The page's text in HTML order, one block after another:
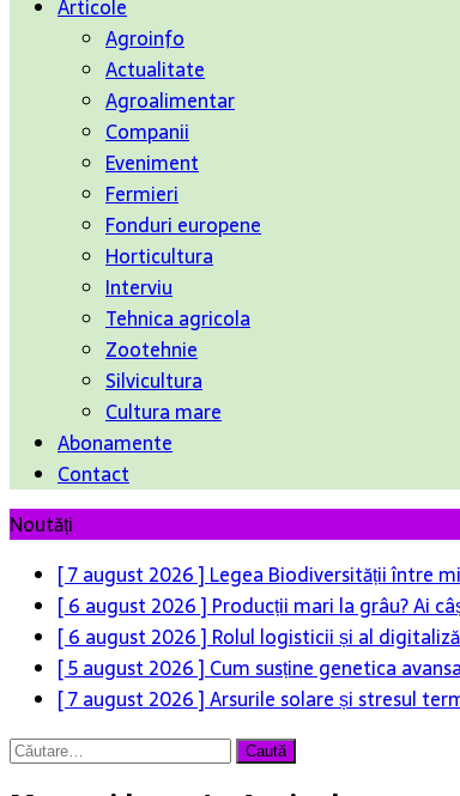
Articole
Agroinfo
Actualitate
Agroalimentar
Companii
Eveniment
Fermieri
Fonduri europene
Horticultura
Interviu
Tehnica agricola
Zootehnie
Silvicultura
Cultura mare
Abonamente
Contact
Noutăți
[ 7 august 2026 ] Legea Biodiversității între
[ 6 august 2026 ] Producții mari la grâu? Ai
[ 6 august 2026 ] Rolul logisticii și al
[ 5 august 2026 ] Cum susține genetica
[ 7 august 2026 ]Arsurile solare și stresul
Caută